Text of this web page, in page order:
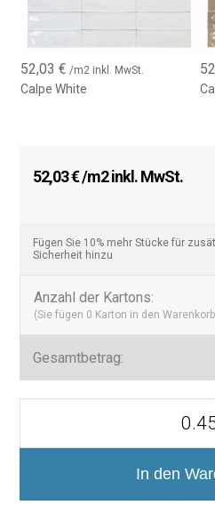
52,03€ /m2 inkl. MwSt.
Calpe White
52,03€/m2 inkl. MwSt.
Fügen Sie 10% mehr Stücke für
Sicherheit hinzu
Anzahl der Kartons:
(Sie fügen 0 Karton in den
Gesamtbetrag:
In den